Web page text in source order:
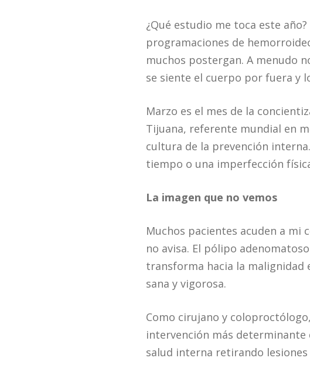
¿Qué estudio me toca este
programaciones de
muchos postergan. A menudo
se siente el cuerpo por fuera y
Marzo es el mes de la
Tijuana, referente mundial en
cultura de la prevención
tiempo o una imperfección
La imagen que no vemos
Muchos pacientes acuden a mi
no avisa. El pólipo
transforma hacia la malignidad
sana y vigorosa.
Como cirujano y
intervención más
salud interna retirando